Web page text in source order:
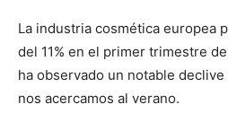
La industria cosmética europea
del 11% en el primer trimestre
ha observado un notable
nos acercamos al verano.